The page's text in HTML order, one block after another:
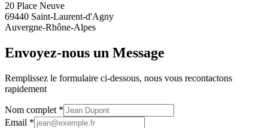
20 Place Neuve
69440 Saint-Laurent-d'Agny
Auvergne-Rhône-Alpes
Envoyez-nous un Message
Remplissez le formulaire ci-dessous, nous vous recontactons
rapidement
Nom complet *
Email *